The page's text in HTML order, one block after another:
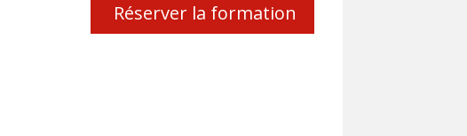
Réserver la formation